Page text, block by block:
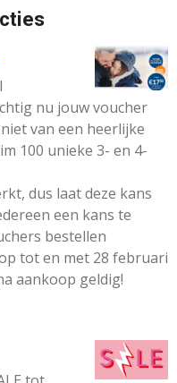
nu jouw voucher
van een heerlijke
100 unieke 3- en 4-
dus laat deze kans
een kans te
bestellen
tot en met 28 februari
aankoop geldig!